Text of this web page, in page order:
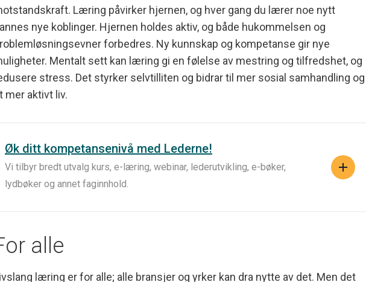
Læring påvirker hjernen, og hver gang du lærer noe nytt
nye koblinger. Hjernen holdes aktiv, og både hukommelsen og
forbedres. Ny kunnskap og kompetanse gir nye
Mentalt sett kan læring gi en følelse av mestring og tilfredshet, og
stress. Det styrker selvtilliten og bidrar til mer sosial samhandling og
mer aktivt liv.
Øk ditt kompetansenivå med Lederne!
Vi tilbyr bredt utvalg kurs, e-læring, webinar, lederutvikling, e-bøker,
lydbøker og annet faginnhold.
alle
læring er for alle; alle bransjer og yrker kan dra nytte av det. Men det